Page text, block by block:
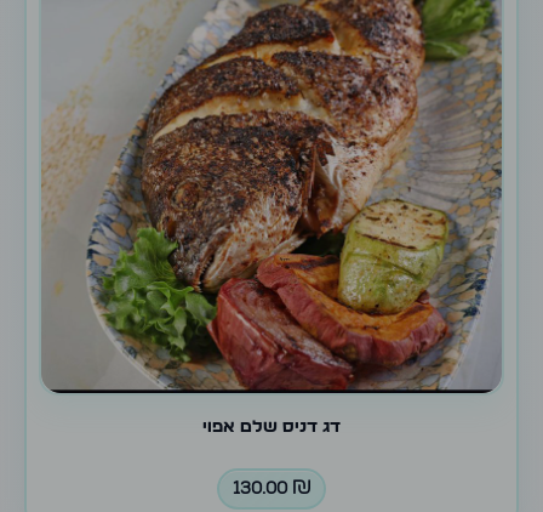
דג דניס שלם אפוי
130.00 ₪